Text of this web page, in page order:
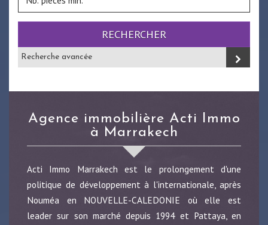
RECHERCHER
Recherche avancée
Agence immobilière Acti Immo
à Marrakech
Acti Immo Marrakech est le prolongement d'une
politique de développement à l'internationale, après
Nouméa en NOUVELLE-CALEDONIE où elle est
leader sur son marché depuis 1994 et Pattaya, en